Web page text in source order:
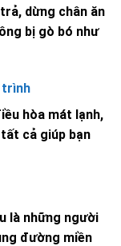
dừng chân ăn
bị gò bó như
trình
hòa mát lạnh,
cả giúp bạn
là những người
đường miền